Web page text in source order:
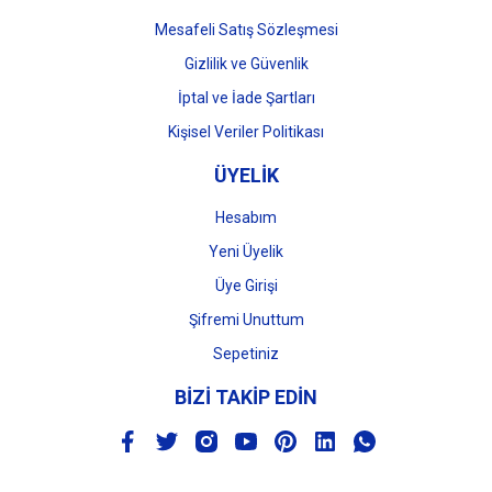
Mesafeli Satış Sözleşmesi
Gizlilik ve Güvenlik
İptal ve İade Şartları
Kişisel Veriler Politikası
ÜYELİK
Hesabım
Yeni Üyelik
Üye Girişi
Şifremi Unuttum
Sepetiniz
BİZİ TAKİP EDİN